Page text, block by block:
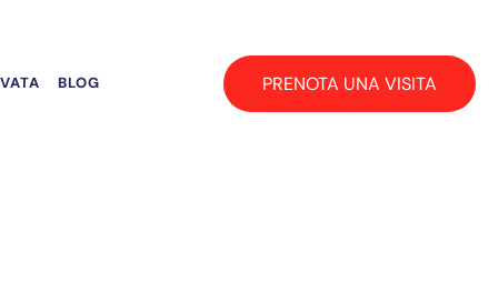
BLOG PRENOTA UNA VISITA